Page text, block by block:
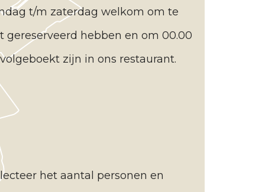
t/m zaterdag welkom om te
gereserveerd hebben en om 00.00
zijn in ons restaurant.
het aantal personen en